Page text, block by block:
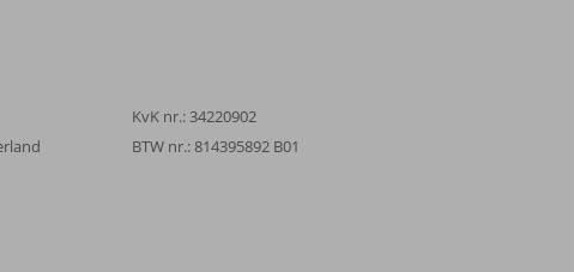
KvK nr.: 34220902
BTW nr.: 814395892 B01